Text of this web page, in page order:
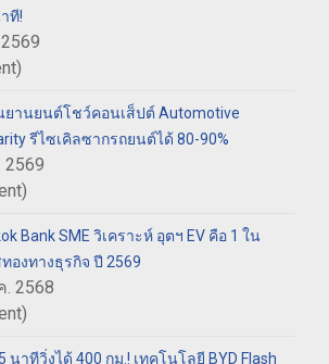
ที!
ยานยนต์โชว์คอนเส็ปต์ Automotive
รีไซเคิลซากรถยนต์ได้ 80-90%
2569
Bank SME วิเคราะห์ อุตฯ EV คือ 1 ใน
องทางธุรกิจ ปี 2569
. 2568
นาทีวิ่งได้ 400 กม.! เทคโนโลยี BYD Flash